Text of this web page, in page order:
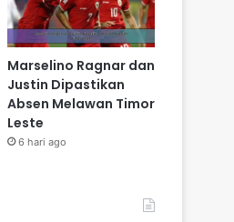
Marselino Ragnar dan
Justin Dipastikan
Absen Melawan Timor
Leste
6 hari ago